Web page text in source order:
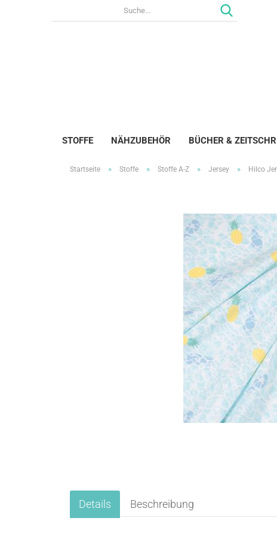
STOFFE NÄHZUBEHÖR BÜCHER &
Startseite » Stoffe » Stoffe A-Z » Jersey » Hilco
Details Beschreibung